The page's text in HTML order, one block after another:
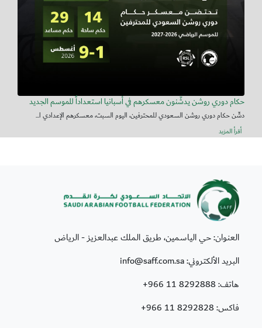
حكام دوري روشن يدشّنون معسكرهم في أسبانيا استعداداً للموسم الجديد
دشّن حكام دوري روشن السعودي للمحترفين، اليوم السبت، معسكرهم الإعدادي ا...
أقرأ المزيد
العنوان: حي الياسمين، طريق الملك عبدالعزيز - الرياض
البريد الألكتروني: info@saff.com.sa
هاتف:+966 11 8292888
فاكس:+966 11 8292828